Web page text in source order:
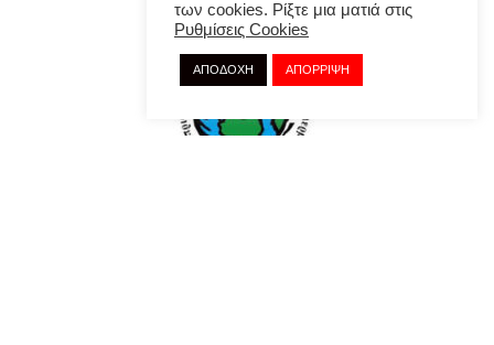
των cookies. Ρίξτε μια ματιά στις
Ρυθμίσεις Cookies
ΑΠΟΔΟΧΗ ΑΠΟΡΡΙΨΗ